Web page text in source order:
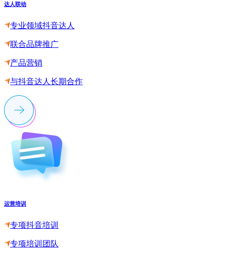
达人联动
专业领域抖音达人
联合品牌推广
产品营销
与抖音达人长期合作
运营培训
专项抖音培训
专项培训团队